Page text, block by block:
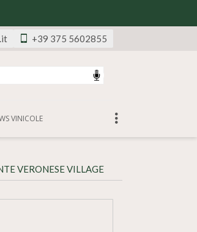
+39 375 5602855
VINICOLE
VERONESE VILLAGE